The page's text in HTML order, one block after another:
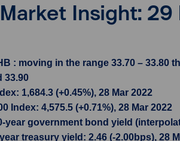
Insight:
: moving in the range 33.70 – 33.80
33.90
1,684.3 (+0.45%), 28 Mar 2022
Index: 4,575.5 (+0.71%), 28 Mar 2022
year government bond yield
treasury yield: 2.46 (-2.00bps), 28